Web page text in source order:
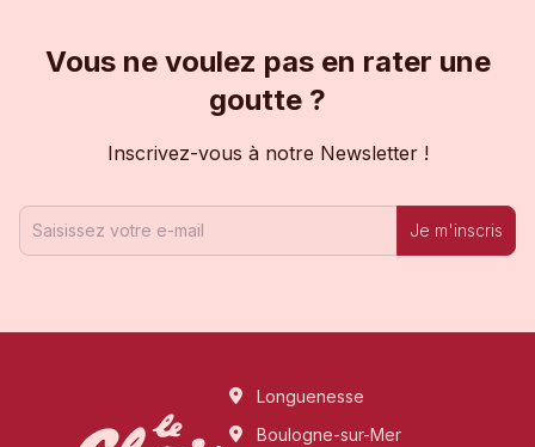
Vous ne voulez pas en rater une
goutte ?
Inscrivez-vous à notre Newsletter !
Je m'inscris
Longuenesse
Boulogne-sur-Mer